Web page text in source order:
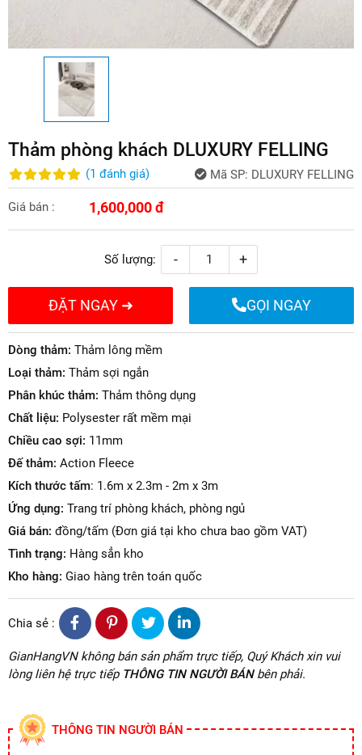
Thảm phòng khách DLUXURY FELLING
(1 đánh giá) Mã SP: DLUXURY FELLING
Giá bán : 1,600,000 đ
Số lượng: - +
ĐẶT NGAY ➜ GỌI NGAY
Dòng thảm: Thảm lông mềm
Loại thảm: Thảm sợi ngắn
Phân khúc thảm: Thảm thông dụng
Chất liệu: Polysester rất mềm mại
Chiều cao sợi: 11mm
Đế thảm: Action Fleece
Kích thước tấm: 1.6m x 2.3m - 2m x 3m
Ứng dụng: Trang trí phòng khách, phòng ngủ
Giá bán: đồng/tấm (Đơn giá tại kho chưa bao gồm VAT)
Tình trạng: Hàng sẳn kho
Kho hàng: Giao hàng trên toán quốc
Chia sẻ :
GianHangVN không bán sản phẩm trực tiếp, Quý Khách xin vui
lòng liên hệ trực tiếp THÔNG TIN NGƯỜI BÁNbên phải.
THÔNG TIN NGƯỜI BÁN